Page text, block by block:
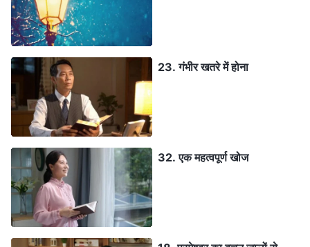
23. गंभीर खतरे में होना
32. एक महत्वपूर्ण खोज